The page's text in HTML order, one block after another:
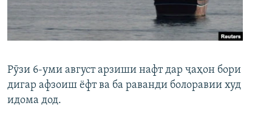
Рӯзи 6-уми август арзиши нафт дар ҷаҳон бори
дигар афзоиш ёфт ва ба раванди болоравии худ
идома дод.